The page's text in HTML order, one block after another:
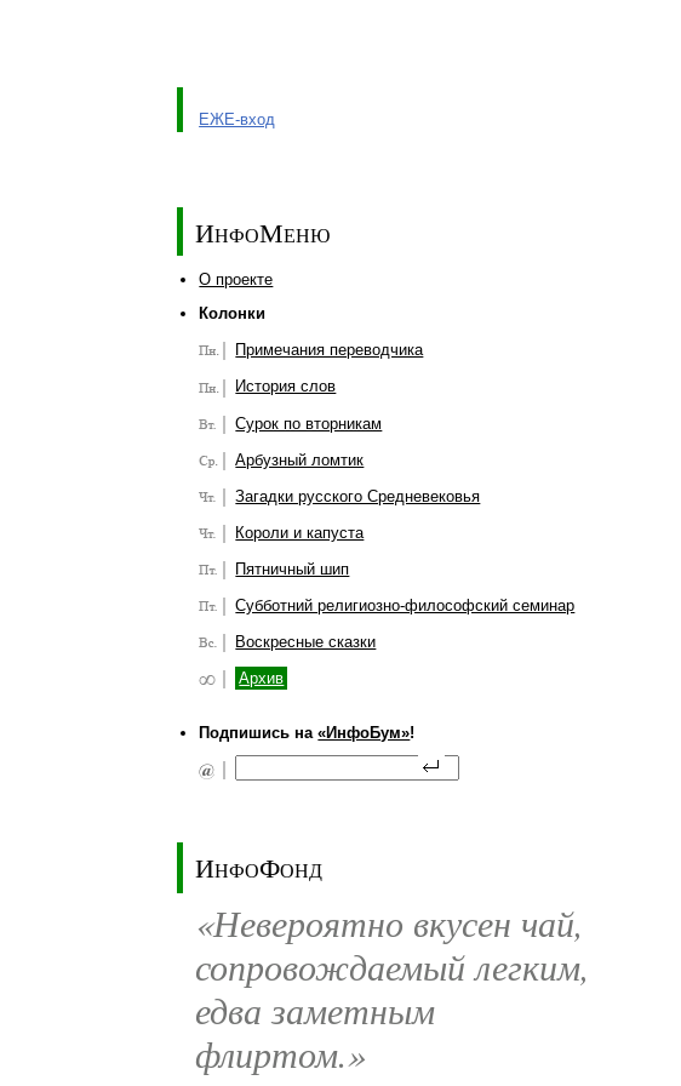
ЕЖЕ-вход
ИнфоМеню
О проекте
Колонки
Примечания переводчика
История слов
Сурок по вторникам
Арбузный ломтик
Загадки русского Средневековья
Короли и капуста
Пятничный шип
Субботний религиозно-философский семинар
Воскресные сказки
Архив
Подпишись на«ИнфоБум»!
ИнфоФонд
«Невероятно вкусен чай,
сопровождаемый легким,
едва заметным
флиртом.»